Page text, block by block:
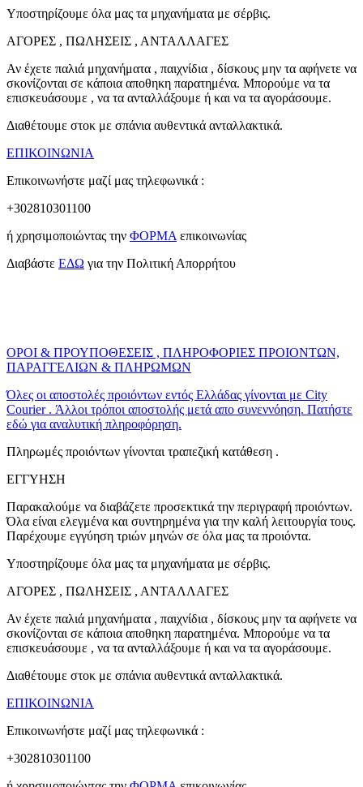
Υποστηρίζουμε όλα μας τα μηχανήματα με σέρβις.
ΑΓΟΡΕΣ , ΠΩΛΗΣΕΙΣ , ΑΝΤΑΛΛΑΓΕΣ
Αν έχετε παλιά μηχανήματα , παιχνίδια , δίσκους μην τα αφήνετε να
σκονίζονται σε κάποια αποθηκη παρατημένα. Μπορούμε να τα
επισκευάσουμε , να τα ανταλλάξουμε ή και να τα αγοράσουμε.
Διαθέτουμε στοκ με σπάνια αυθεντικά ανταλλακτικά.
ΕΠΙΚΟΙΝΩΝΙΑ
Επικοινωνήστε μαζί μας τηλεφωνικά :
+302810301100
ή χρησιμοποιώντας την ΦΟΡΜΑ επικοινωνίας
Διαβάστε ΕΔΩ για την Πολιτική Απορρήτου
ΟΡΟΙ & ΠΡΟΥΠΟΘΕΣΕΙΣ , ΠΛΗΡΟΦΟΡΙΕΣ ΠΡΟΙΟΝΤΩΝ,
ΠΑΡΑΓΓΕΛΙΩΝ & ΠΛΗΡΩΜΩΝ
Όλες οι αποστολές προιόντων εντός Ελλάδας γίνονται με City
Courier . Άλλοι τρόποι αποστολής μετά απο συνεννόηση. Πατήστε
εδώ για αναλυτική πληροφόρηση.
Πληρωμές προιόντων γίνονται τραπεζική κατάθεση .
ΕΓΓΥΗΣΗ
Παρακαλούμε να διαβάζετε προσεκτικά την περιγραφή προιόντων.
Όλα είναι ελεγμένα και συντηρημένα για την καλή λειτουργία τους.
Παρέχουμε εγγύηση τριών μηνών σε όλα μας τα προιόντα.
Υποστηρίζουμε όλα μας τα μηχανήματα με σέρβις.
ΑΓΟΡΕΣ , ΠΩΛΗΣΕΙΣ , ΑΝΤΑΛΛΑΓΕΣ
Αν έχετε παλιά μηχανήματα , παιχνίδια , δίσκους μην τα αφήνετε να
σκονίζονται σε κάποια αποθηκη παρατημένα. Μπορούμε να τα
επισκευάσουμε , να τα ανταλλάξουμε ή και να τα αγοράσουμε.
Διαθέτουμε στοκ με σπάνια αυθεντικά ανταλλακτικά.
ΕΠΙΚΟΙΝΩΝΙΑ
Επικοινωνήστε μαζί μας τηλεφωνικά :
+302810301100